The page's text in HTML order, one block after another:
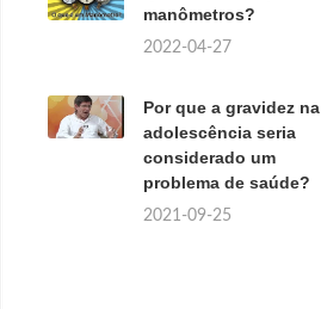
manômetros?
2022-04-27
Por que a gravidez na
adolescência seria
considerado um
problema de saúde?
2021-09-25